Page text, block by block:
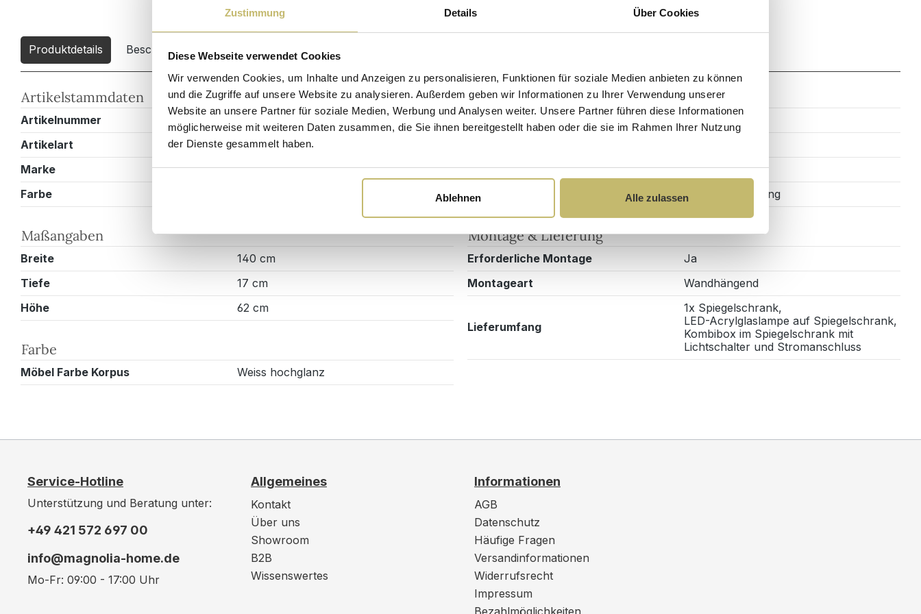
Zustimmung Details Über Cookies
Diese Webseite verwendet Cookies
Wir verwenden Cookies, um Inhalte und Anzeigen zu personalisieren, Funktionen für soziale Medien anbieten zu können
und die Zugriffe auf unsere Website zu analysieren. Außerdem geben wir Informationen zu Ihrer Verwendung unserer
Website an unsere Partner für soziale Medien, Werbung und Analysen weiter. Unsere Partner führen diese Informationen
möglicherweise mit weiteren Daten zusammen, die Sie ihnen bereitgestellt haben oder die sie im Rahmen Ihrer Nutzung
der Dienste gesammelt haben.
Ablehnen Alle zulassen
Produktdetails Beschreibung Downloads Sicherheits- und Pflegehinweise
Artikelstammdaten
Artikelnummer
Artikelart
Spiegelschrank
Marke
Magnolia Home
Farbe
Maßangaben
Breite
140 cm
Tiefe
17 cm
Höhe
62 cm
Farbe
Möbel Farbe Korpus Weiss hochglanz
Design/Ausstattung
Anzahl Türen
Möbel Form
Rechteckig
Oberflächenbeschichtung
PET-Beschichtung
Montage & Lieferung
Erforderliche Montage
Ja
Montageart
Wandhängend
Lieferumfang
1x Spiegelschrank,
LED-Acrylglaslampe auf Spiegelschrank,
Kombibox im Spiegelschrank mit
Lichtschalter und Stromanschluss
Service-Hotline
Unterstützung und Beratung unter:
+49 421 572 697 00
info@magnolia-home.de
Mo-Fr: 09:00 - 17:00 Uhr
Allgemeines
Kontakt
Über uns
Showroom
B2B
Wissenswertes
Informationen
AGB
Datenschutz
Häufige Fragen
Versandinformationen
Widerrufsrecht
Impressum